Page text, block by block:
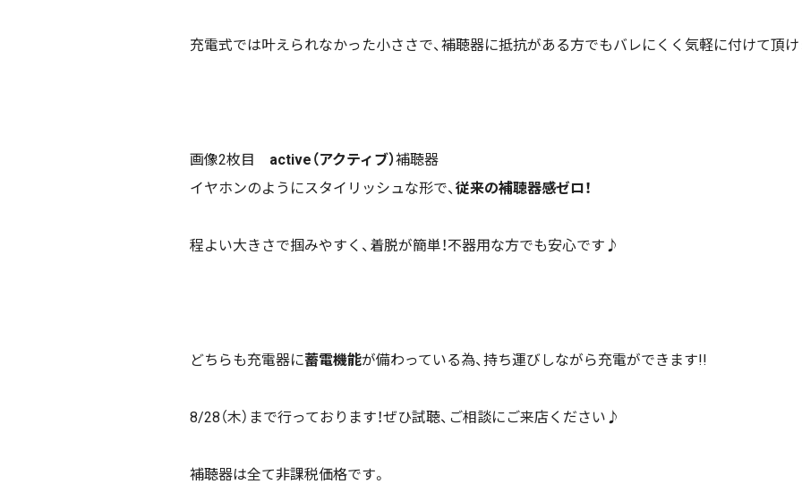
充電式では叶えられなかった小ささで、補聴器に抵抗がある方でもバレにくく気軽に付けて頂け
画像2枚目 active（アクティブ）補聴器
イヤホンのようにスタイリッシュな形で、 従来の補聴器感ゼロ！
程よい大きさで掴みやすく、着脱が簡単！不器用な方でも安心です♪
どちらも充電器に蓄電機能が備わっている為、持ち運びしながら充電ができます!!
8/28（木）まで行っております！ぜひ試聴、ご相談にご来店ください♪
補聴器は全て非課税価格です。